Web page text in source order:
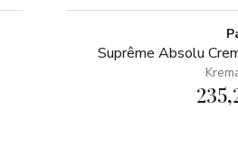
Suprême Absolu